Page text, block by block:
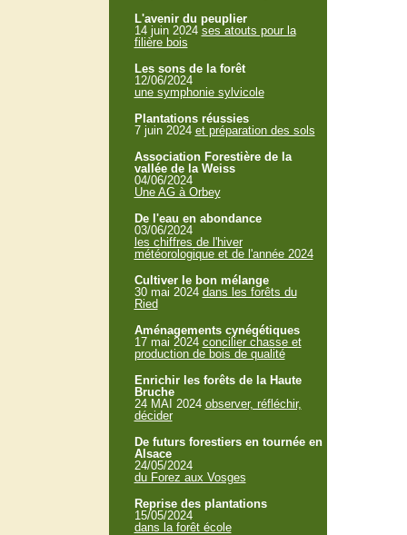
L'avenir du peuplier
14 juin 2024 ses atouts pour la
filière bois
Les sons de la forêt
12/06/2024
une symphonie sylvicole
Plantations réussies
7 juin 2024 et préparation des sols
Association Forestière de la
vallée de la Weiss
04/06/2024
Une AG à Orbey
De l'eau en abondance
03/06/2024
les chiffres de l'hiver
météorologique et de l'année 2024
Cultiver le bon mélange
30 mai 2024 dans les forêts du
Ried
Aménagements cynégétiques
17 mai 2024 concilier chasse et
production de bois de qualité
Enrichir les forêts de la Haute
Bruche
24 MAI 2024 observer, réfléchir,
décider
De futurs forestiers en tournée en
Alsace
24/05/2024
du Forez aux Vosges
Reprise des plantations
15/05/2024
dans la forêt école